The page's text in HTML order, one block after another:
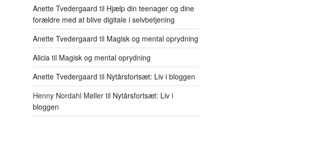
Anette Tvedergaard til Hjælp din teenager og dine
forældre med at blive digitale i selvbetjening
Anette Tvedergaard til Magisk og mental oprydning
Alicia til Magisk og mental oprydning
Anette Tvedergaard til Nytårsfortsæt: Liv i bloggen
Henny Nordahl Møllertil Nytårsfortsæt: Liv i
bloggen